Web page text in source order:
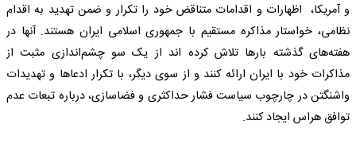
و آمریکا، اظهارات و اقدامات متناقض خود را تکرار و ضمن تهدید به اقدام
نظامی، خواستار مذاکره مستقیم با جمهوری اسلامی ایران هستند. آنها در
هفته‌های گذشته بارها تلاش کرده اند از یک سو چشم‌اندازی مثبت از
مذاکرات خود با ایران ارائه کنند و از سوی دیگر، با تکرار ادعاها و تهدیدات
واشنگتن در چارچوب سیاست فشار حداکثری و فضاسازی، درباره تبعات عدم
توافق هراس ایجاد کنند.